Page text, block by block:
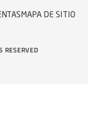
MAPA DE SITIO
RESERVED